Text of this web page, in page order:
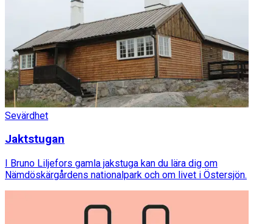
Sevärdhet
Jaktstugan
I Bruno Liljefors gamla jakstuga kan du lära dig om
Nämdöskärgårdens nationalpark och om livet i Östersjön.